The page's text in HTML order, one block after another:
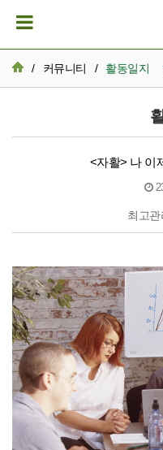
/ 커뮤니티 / 활동일지
활동일
뉴스레
성명서/
발간자
재정보고
<자활> 나 이
최고관